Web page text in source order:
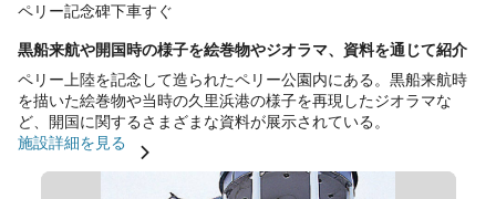
ペリー記念碑下車すぐ
黒船来航や開国時の様子を絵巻物やジオラマ、資料を通じて紹介
ペリー上陸を記念して造られたペリー公園内にある。黒船来航時
を描いた絵巻物や当時の久里浜港の様子を再現したジオラマな
ど、開国に関するさまざまな資料が展示されている。
施設詳細を見る